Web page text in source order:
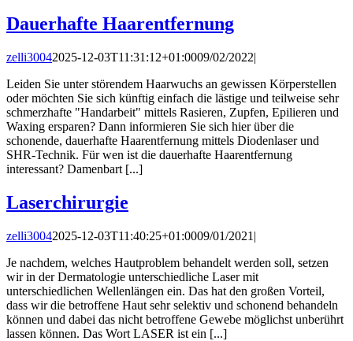
Dauerhafte Haarentfernung
zelli30042025-12-03T11:31:12+01:0009/02/2022|
Leiden Sie unter störendem Haarwuchs an gewissen Körperstellen
oder möchten Sie sich künftig einfach die lästige und teilweise sehr
schmerzhafte "Handarbeit" mittels Rasieren, Zupfen, Epilieren und
Waxing ersparen? Dann informieren Sie sich hier über die
schonende, dauerhafte Haarentfernung mittels Diodenlaser und
SHR-Technik. Für wen ist die dauerhafte Haarentfernung
interessant? Damenbart [...]
Laserchirurgie
zelli30042025-12-03T11:40:25+01:0009/01/2021 |
Je nachdem, welches Hautproblem behandelt werden soll, setzen
wir in der Dermatologie unterschiedliche Laser mit
unterschiedlichen Wellenlängen ein. Das hat den großen Vorteil,
dass wir die betroffene Haut sehr selektiv und schonend behandeln
können und dabei das nicht betroffene Gewebe möglichst unberührt
lassen können. Das Wort LASER ist ein [...]